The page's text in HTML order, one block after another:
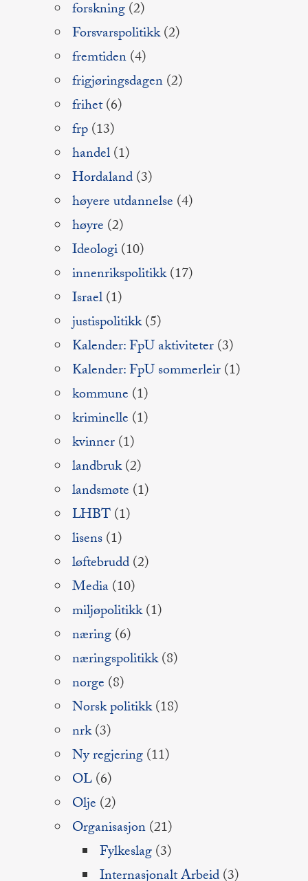
forskning(2)
Forsvarspolitikk(2)
fremtiden(4)
frigjøringsdagen(2)
frihet(6)
frp(13)
handel(1)
Hordaland(3)
høyere utdannelse (4)
høyre (2)
Ideologi(10)
innenrikspolitikk(17)
Israel(1)
justispolitikk(5)
Kalender: FpU aktiviteter(3)
Kalender: FpU sommerleir(1)
kommune (1)
kriminelle (1)
kvinner(1)
landbruk(2)
landsmøte (1)
LHBT(1)
lisens(1)
løftebrudd(2)
Media(10)
miljøpolitikk(1)
næring(6)
næringspolitikk(8)
norge (8)
Norsk politikk(18)
nrk(3)
Ny regjering(11)
OL(6)
Olje (2)
Organisasjon(21)
Fylkeslag(3)